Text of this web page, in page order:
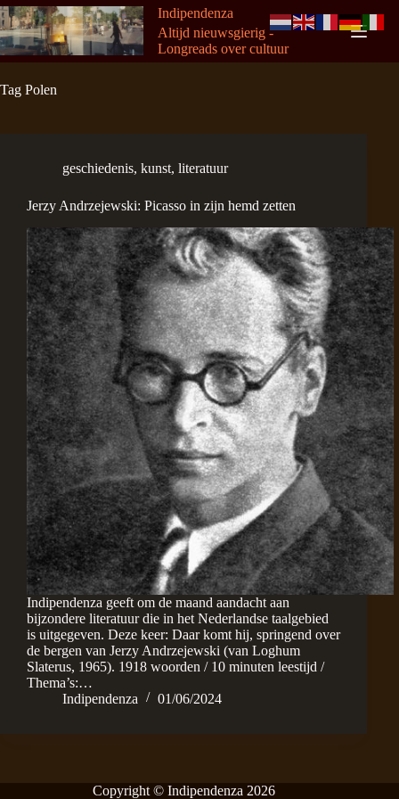
Ga
naar
de
inhoud
Indipendenza
Altijd nieuwsgierig -
Longreads over cultuur
Tag Polen
geschiedenis, kunst, literatuur
Jerzy Andrzejewski: Picasso in zijn hemd zetten
Indipendenza geeft om de maand aandacht aan
bijzondere literatuur die in het Nederlandse taalgebied
is uitgegeven. Deze keer: Daar komt hij, springend over
de bergen van Jerzy Andrzejewski (van Loghum
Slaterus, 1965). 1918 woorden / 10 minuten leestijd /
Thema’s:…
Indipendenza
01/06/2024
Copyright © Indipendenza 2026